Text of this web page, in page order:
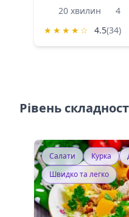
20 хвилин
4
★ ★ ★ ★ ☆ 4.5(34)
Рівень
Салати Курка
Швидко та легко